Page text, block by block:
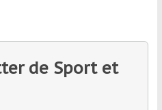
de Sport et